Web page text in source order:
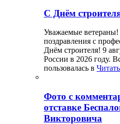
С Днём
Уважаемые
поздравления с
Днём строителя! 9
России в 2026 году.
пользовалась в
Фото с
отставке
Викторовича